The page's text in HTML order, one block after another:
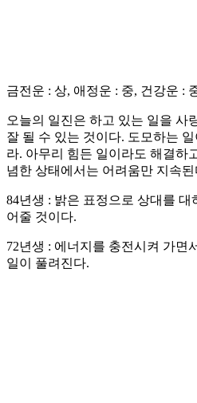
금전운 : 상, 애정운 : 중, 건강운 :
오늘의 일진은 하고 있는 일을 사
잘 될 수 있는 것이다. 도모하는
라. 아무리 힘든 일이라도 해결하
념한 상태에서는 어려움만 지속된
84년생 : 밝은 표정으로 상대를
어줄 것이다.
72년생 : 에너지를 충전시켜 가면
일이 풀려진다.